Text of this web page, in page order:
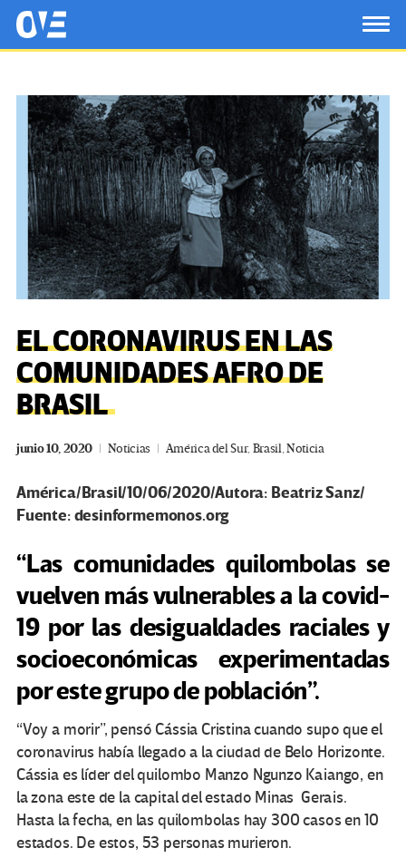
Saltar al contenido principal
OtrasVocesenEducacion.org
EL CORONAVIRUS EN LAS
COMUNIDADES AFRO DE
BRASIL
junio 10, 2020 Noticias América del Sur,Brasil,Noticia
América/Brasil/10/06/2020/Autora: Beatriz Sanz/
Fuente: desinformemonos.org
“Las comunidades quilombolas se
vuelven más vulnerables a la covid-
19 por las desigualdades raciales y
socioeconómicas experimentadas
por este grupo de población”.
“Voy a morir”, pensó Cássia Cristina cuando supo que el
coronavirus había llegado a la ciudad de Belo Horizonte.
Cássia es líder del quilombo Manzo Ngunzo Kaiango, en
la zona este de la capital del estado Minas Gerais.
Hasta la fecha, en las quilombolas hay 300 casos en 10
estados. De estos, 53 personas murieron.